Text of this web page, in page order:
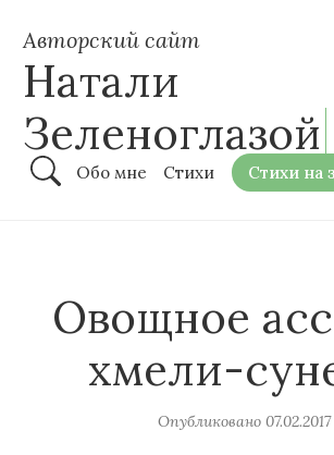
Авторский сайт
Натали
Зеленоглазой
Обо мне Стихи Стихи на
Овощное
хмели-
Опубликовано 07.02.2017